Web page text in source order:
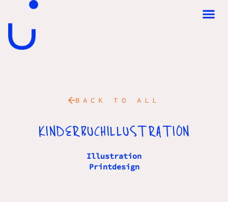
BACK TO ALL
KINDERBUCHILLUSTRATION
Illustration
Printdesign